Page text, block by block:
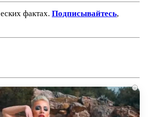
фактах. Подписывайтесь,
i